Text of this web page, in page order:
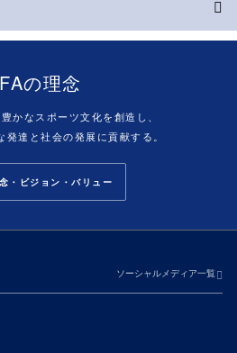
の理念
かなスポーツ文化を創造し、
発達と社会の発展に貢献する。
・ビジョン・バリュー
ソーシャルメディア一覧